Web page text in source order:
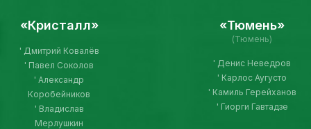
«Кристалл»
' Дмитрий Ковалёв
' Павел Соколов
' Александр
Коробейников
' Владислав
Мерлушкин
«Тюмень»
(Тюмень)
' Денис Неведров
' Карлос Аугусто
' Камиль Герейханов
' Гиорги Гавтадзе